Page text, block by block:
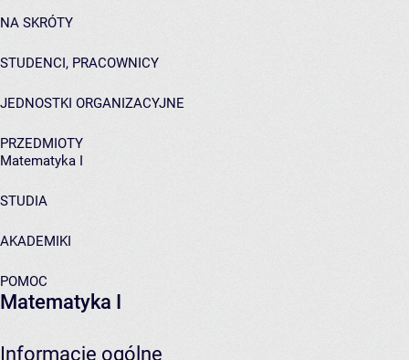
NA SKRÓTY
STUDENCI, PRACOWNICY
JEDNOSTKI ORGANIZACYJNE
PRZEDMIOTY
Matematyka I
STUDIA
AKADEMIKI
POMOC
Matematyka I
Informacje ogólne